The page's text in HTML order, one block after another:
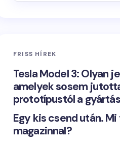
FRISS HÍREK
Tesla Model 3: Olyan
amelyek sosem
prototípustól a
Egy kis csend után.
magazinnal?